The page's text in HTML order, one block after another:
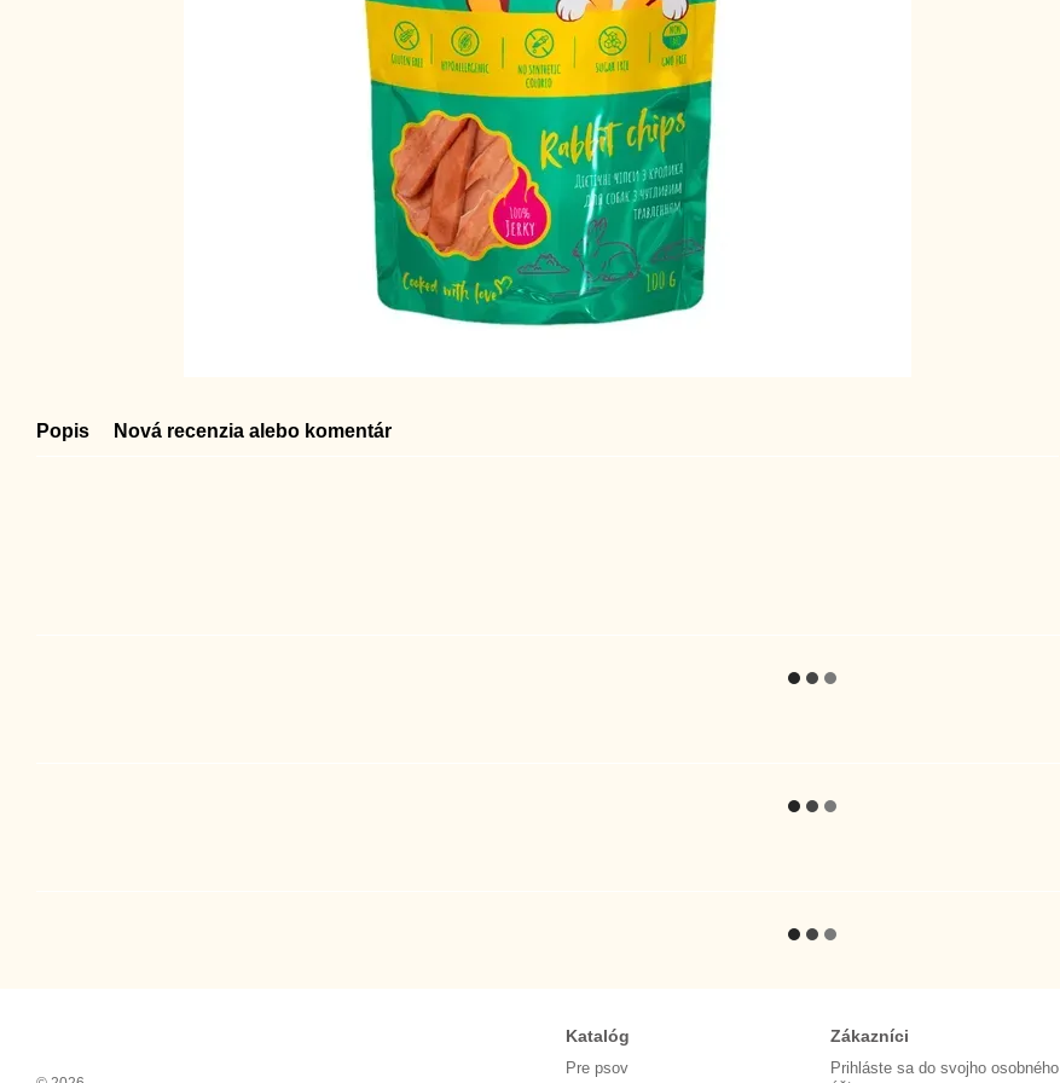
Popis Nová recenzia alebo komentár
Katalóg
Pre psov
Zákazníci
Prihláste sa do svojho osobného